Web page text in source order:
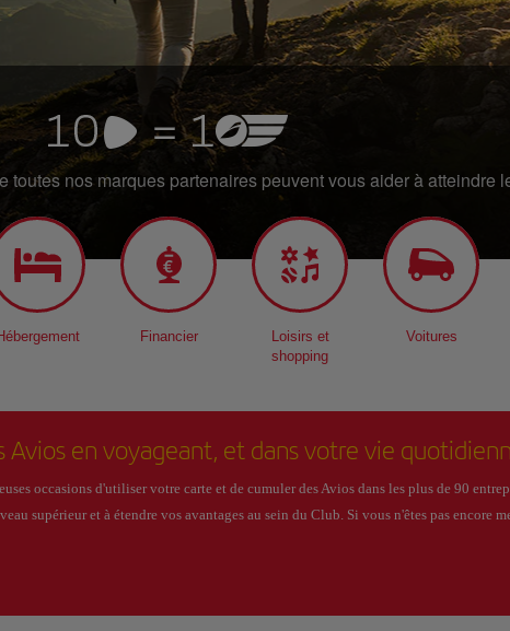
toutes nos marques partenaires peuvent vous aider à atteindre
Financier
Loisirs et
shopping
Voitures
Avios en voyageant, et dans votre vie
occasions d'utiliser votre carte et de cumuler des Avios dans les plus de 90
supérieur et à étendre vos avantages au sein du Club. Si vous n'êtes pas encore